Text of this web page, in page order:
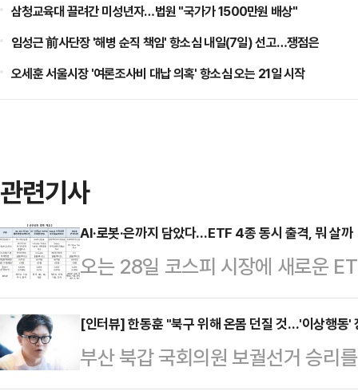
삼청교육대 끌려간 미성년자…법원 "국가가 1500만원 배상"
임성근 前사단장 '해병 순직 책임' 항소심 내일(7일) 선고…쟁점은
오세훈 서울시장 '여론조사비 대납 의혹' 항소심 오는 21일 시작
관련기사
AI·로봇·은까지 담았다…ETF 4종 동시 출격, 뭐 살까
오는 28일 코스피 시장에 새로운
안전자산까지 한번에 담을 수 있는
서 투자 선택지가 넓어졌다는 평가
삼성액티브·미래에셋자산운용이
[인터뷰] 한동훈 "북구 위해 온몸 던질 것…'이상행동'
부산 북갑 국회의원 보궐선거 승리